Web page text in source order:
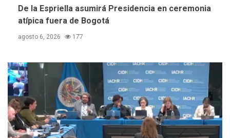
De la Espriella asumirá Presidencia en ceremonia
atípica fuera de Bogotá
agosto 6, 2026 177